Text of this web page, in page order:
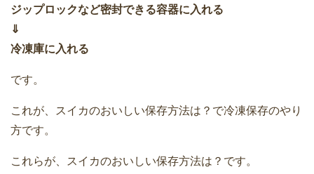
ジップロックなど密封できる容器に入れる
⇓
冷凍庫に入れる
です。
これが、スイカのおいしい保存方法は？で冷凍保存のやり
方です。
これらが、スイカのおいしい保存方法は？です。